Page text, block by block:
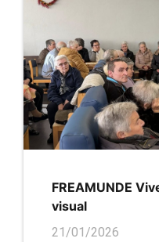
FREAMUNDE
visual
21/01/2026